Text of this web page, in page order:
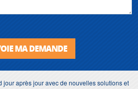
MA DEMANDE
jour après jour avec de nouvelles solutions et